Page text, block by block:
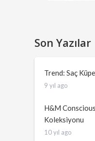
Son Yazılar
Trend: Saç
9 yıl ago
H&M
Koleksiyonu
10 yıl ago